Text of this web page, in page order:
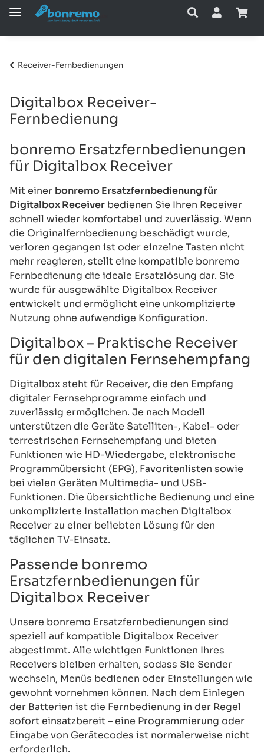
Receiver-Fernbedienungen
Digitalbox Receiver-
Fernbedienung
bonremo Ersatzfernbedienungen
für Digitalbox Receiver
Mit einer bonremo Ersatzfernbedienung für
Digitalbox Receiver bedienen Sie Ihren Receiver
schnell wieder komfortabel und zuverlässig. Wenn
die Originalfernbedienung beschädigt wurde,
verloren gegangen ist oder einzelne Tasten nicht
mehr reagieren, stellt eine kompatible bonremo
Fernbedienung die ideale Ersatzlösung dar. Sie
wurde für ausgewählte Digitalbox Receiver
entwickelt und ermöglicht eine unkomplizierte
Nutzung ohne aufwendige Konfiguration.
Digitalbox – Praktische Receiver
für den digitalen Fernsehempfang
Digitalbox steht für Receiver, die den Empfang
digitaler Fernsehprogramme einfach und
zuverlässig ermöglichen. Je nach Modell
unterstützen die Geräte Satelliten-, Kabel- oder
terrestrischen Fernsehempfang und bieten
Funktionen wie HD-Wiedergabe, elektronische
Programmübersicht (EPG), Favoritenlisten sowie
bei vielen Geräten Multimedia- und USB-
Funktionen. Die übersichtliche Bedienung und eine
unkomplizierte Installation machen Digitalbox
Receiver zu einer beliebten Lösung für den
täglichen TV-Einsatz.
Passende bonremo
Ersatzfernbedienungen für
Digitalbox Receiver
Unsere bonremo Ersatzfernbedienungen sind
speziell auf kompatible Digitalbox Receiver
abgestimmt. Alle wichtigen Funktionen Ihres
Receivers bleiben erhalten, sodass Sie Sender
wechseln, Menüs bedienen oder Einstellungen wie
gewohnt vornehmen können. Nach dem Einlegen
der Batterien ist die Fernbedienung in der Regel
sofort einsatzbereit – eine Programmierung oder
Eingabe von Gerätecodes ist normalerweise nicht
erforderlich.